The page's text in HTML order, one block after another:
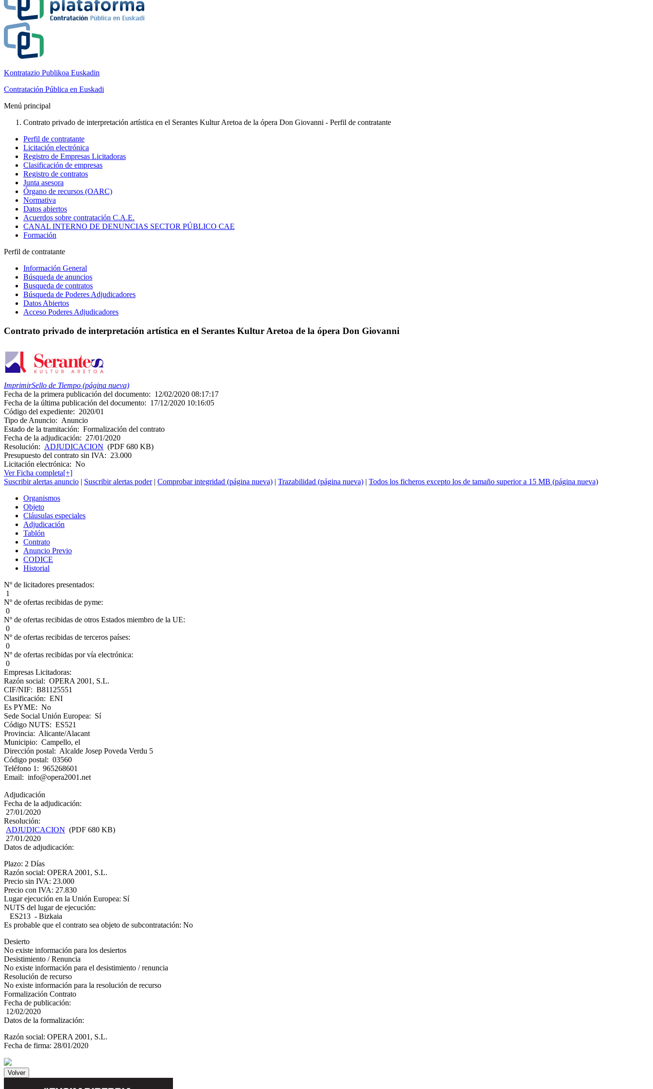
Kontratazio Publikoa Euskadin
Contratación Pública en Euskadi
Menú principal
Contrato privado de interpretación artística en el Serantes Kultur Aretoa de la ópera Don Giovanni - Perfil de contratante
Perfil de contratante
Licitación electrónica
Registro de Empresas Licitadoras
Clasificación de empresas
Registro de contratos
Junta asesora
Órgano de recursos (OARC)
Normativa
Datos abiertos
Acuerdos sobre contratación C.A.E.
CANAL INTERNO DE DENUNCIAS SECTOR PÚBLICO CAE
Formación
Perfil de contratante
Información General
Búsqueda de anuncios
Busqueda de contratos
Búsqueda de Poderes Adjudicadores
Datos Abiertos
Acceso Poderes Adjudicadores
Contrato privado de interpretación artística en el Serantes Kultur Aretoa de la ópera Don Giovanni
ImprimirSello de Tiempo (página nueva)
Fecha de la primera publicación del documento: 12/02/2020 08:17:17
Fecha de la última publicación del documento: 17/12/2020 10:16:05
Código del expediente: 2020/01
Tipo de Anuncio: Anuncio
Estado de la tramitación: Formalización del contrato
Fecha de la adjudicación: 27/01/2020
Resolución: ADJUDICACION (PDF 680 KB)
Presupuesto del contrato sin IVA: 23.000
Licitación electrónica: No
Ver Ficha completa[+]
Suscribir alertas anuncio | Suscribir alertas poder| Comprobar integridad (página nueva) | Trazabilidad (página nueva) | Todos los ficheros excepto los de tamaño superior a 15 MB (página nueva)
Organismos
Objeto
Cláusulas especiales
Adjudicación
Tablón
Contrato
Anuncio Previo
CODICE
Historial
Nº de licitadores presentados:
1
Nº de ofertas recibidas de pyme:
0
Nº de ofertas recibidas de otros Estados miembro de la UE:
0
Nº de ofertas recibidas de terceros países:
0
Nº de ofertas recibidas por vía electrónica:
0
Empresas Licitadoras:
Razón social: OPERA 2001, S.L.
CIF/NIF: B81125551
Clasificación: ENI
Es PYME: No
Sede Social Unión Europea: Sí
Código NUTS: ES521
Provincia: Alicante/Alacant
Municipio: Campello, el
Dirección postal: Alcalde Josep Poveda Verdu 5
Código postal: 03560
Teléfono 1: 965268601
Email: info@opera2001.net
Adjudicación
Fecha de la adjudicación:
27/01/2020
Resolución:
ADJUDICACION (PDF 680 KB)
27/01/2020
Datos de adjudicación:
Plazo: 2 Días
Razón social: OPERA 2001, S.L.
Precio sin IVA: 23.000
Precio con IVA: 27.830
Lugar ejecución en la Unión Europea: Sí
NUTS del lugar de ejecución:
ES213 - Bizkaia
Es probable que el contrato sea objeto de subcontratación: No
Desierto
No existe información para los desiertos
Desistimiento / Renuncia
No existe información para el desistimiento / renuncia
Resolución de recurso
No existe información para la resolución de recurso
Formalización Contrato
Fecha de publicación:
12/02/2020
Datos de la formalización:
Razón social: OPERA 2001, S.L.
Fecha de firma: 28/01/2020